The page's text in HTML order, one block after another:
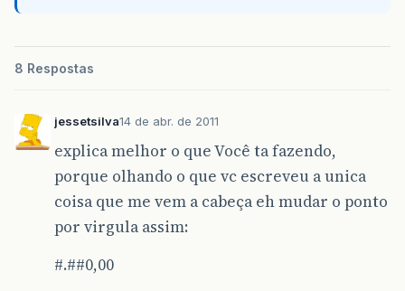
8 Respostas
jessetsilva14 de abr. de 2011
explica melhor o que Você ta fazendo,
porque olhando o que vc escreveu a unica
coisa que me vem a cabeça eh mudar o ponto
por virgula assim:
#.##0,00